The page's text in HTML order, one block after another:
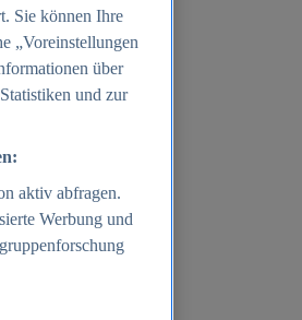
Sie können Ihre
„Voreinstellungen
über
und zur
aktiv abfragen.
Werbung und